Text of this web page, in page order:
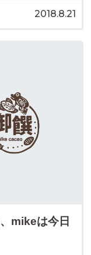
2018.8.21
mikeは今日